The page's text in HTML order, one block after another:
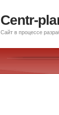
Centr-
Сайт в процессе